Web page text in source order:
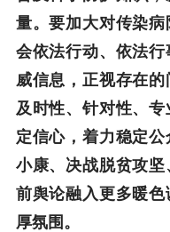
量。要加大对传染
会依法行动、依法
威信息，正视存在
及时性、针对性、
定信心，着力稳定
小康、决战脱贫攻
前舆论融入更多暖
厚氛围。